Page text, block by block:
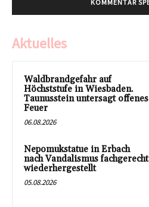
Aktuelles
Waldbrandgefahr auf
Höchststufe in Wiesbaden.
Taunusstein untersagt offenes
Feuer
06.08.2026
Nepomukstatue in Erbach
nach Vandalismus fachgerecht
wiederhergestellt
05.08.2026